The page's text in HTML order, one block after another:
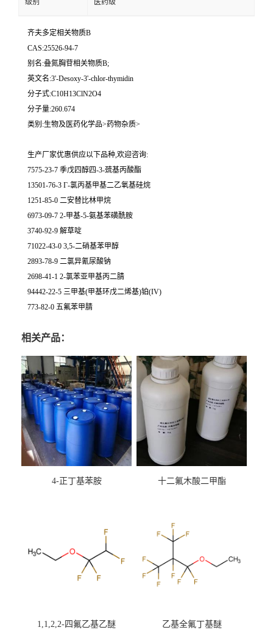
级别 医药级
齐夫多定相关物质B
CAS:25526-94-7
别名:叠氮胸苷相关物质B;
英文名:3'-Desoxy-3'-chlor-thymidin
分子式:C10H13ClN2O4
分子量:260.674
类别:生物及医药化学品>药物杂质>
生产厂家优惠供应以下品种,欢迎咨询:
7575-23-7 季戊四醇四-3-巯基丙酸酯
13501-76-3 Γ-氯丙基甲基二乙氧基硅烷
1251-85-0 二安替比林甲烷
6973-09-7 2-甲基-5-氨基苯磺酰胺
3740-92-9 解草啶
71022-43-0 3,5-二硝基苯甲醇
2893-78-9 二氯异氰尿酸钠
2698-41-1 2-氯苯亚甲基丙二腈
94442-22-5 三甲基(甲基环戊二烯基)铂(IV)
773-82-0 五氟苯甲腈
相关产品：
4-正丁基苯胺 十二氟木酸二甲酯
1,1,2,2-四氟乙基乙醚 乙基全氟丁基醚